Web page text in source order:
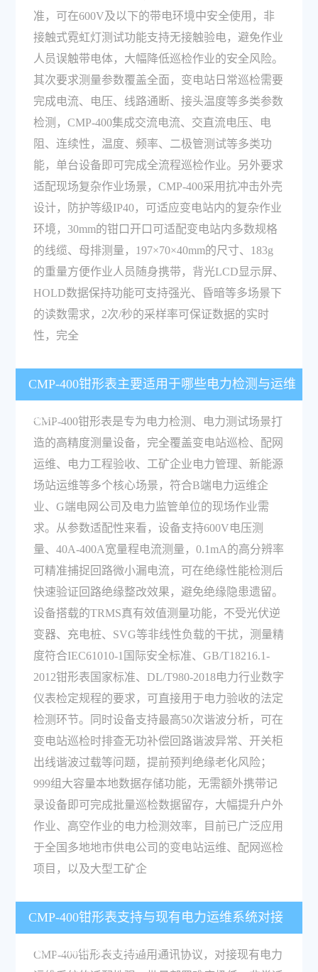
准，可在600V及以下的带电环境中安全使用，非
接触式霓虹灯测试功能支持无接触验电，避免作业
人员误触带电体，大幅降低巡检作业的安全风险。
其次要求测量参数覆盖全面，变电站日常巡检需要
完成电流、电压、线路通断、接头温度等多类参数
检测，CMP-400集成交流电流、交直流电压、电
阻、连续性，温度、频率、二极管测试等多类功
能，单台设备即可完成全流程巡检作业。另外要求
适配现场复杂作业场景，CMP-400采用抗冲击外壳
设计，防护等级IP40，可适应变电站内的复杂作业
环境，30mm的钳口开口可适配变电站内多数规格
的线缆、母排测量，197×70×40mm的尺寸、183g
的重量方便作业人员随身携带，背光LCD显示屏、
HOLD数据保持功能可支持强光、昏暗等多场景下
的读数需求，2次/秒的采样率可保证数据的实时
性，完全
CMP-400钳形表主要适用于哪些电力检测与运维
场景？
CMP-400钳形表是专为电力检测、电力测试场景打
造的高精度测量设备，完全覆盖变电站巡检、配网
运维、电力工程验收、工矿企业电力管理、新能源
场站运维等多个核心场景，符合B端电力运维企
业、G端电网公司及电力监管单位的现场作业需
求。从参数适配性来看，设备支持600V电压测
量、40A-400A宽量程电流测量，0.1mA的高分辨率
可精准捕捉回路微小漏电流，可在绝缘性能检测后
快速验证回路绝缘整改效果，避免绝缘隐患遗留。
设备搭载的TRMS真有效值测量功能，不受光伏逆
变器、充电桩、SVG等非线性负载的干扰，测量精
度符合IEC61010-1国际安全标准、GB/T18216.1-
2012钳形表国家标准、DL/T980-2018电力行业数字
仪表检定规程的要求，可直接用于电力验收的法定
检测环节。同时设备支持最高50次谐波分析，可在
变电站巡检时排查无功补偿回路谐波异常、开关柜
出线谐波过载等问题，提前预判绝缘老化风险；
999组大容量本地数据存储功能，无需额外携带记
录设备即可完成批量巡检数据留存，大幅提升户外
作业、高空作业的电力检测效率，目前已广泛应用
于全国多地地市供电公司的变电站运维、配网巡检
项目，以及大型工矿企
CMP-400钳形表支持与现有电力运维系统对接
吗，批量部署难度高吗？
CMP-400钳形表支持通用通讯协议，对接现有电力